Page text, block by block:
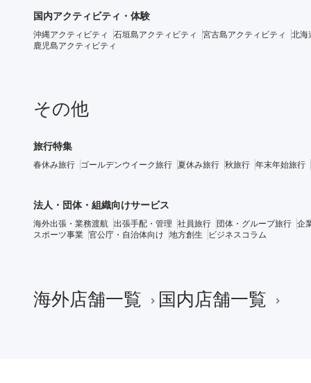
国内アクティビティ・体験
沖縄アクティビティ 石垣島アクティビティ 宮古島アクティビティ
北海
鹿児島アクティビティ
その他
旅行特集
春休み旅行 ゴールデンウイーク旅行 夏休み旅行 秋旅行 年末年始旅行
法人・団体・組織向けサービス
海外出張・業務渡航 出張手配・管理 社員旅行 団体・グループ旅行 企
スポーツ事業 官公庁・自治体向け 地方創生 ビジネスコラム
海外店舗一覧 国内店舗一覧